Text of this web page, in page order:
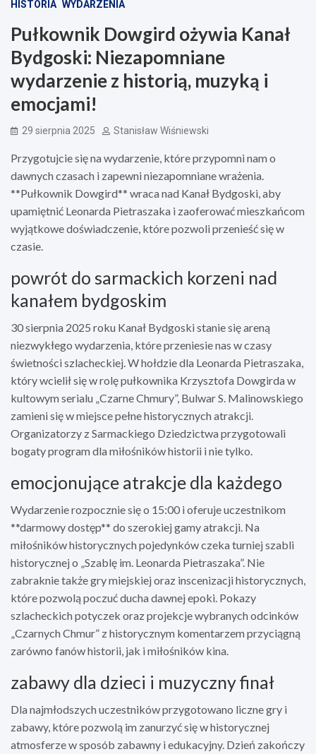
HISTORIA WYDARZENIA
Pułkownik Dowgird ożywia Kanał
Bydgoski: Niezapomniane
wydarzenie z historią, muzyką i
emocjami!
29 sierpnia 2025 Stanisław Wiśniewski
Przygotujcie się na wydarzenie, które przypomni nam o
dawnych czasach i zapewni niezapomniane wrażenia.
**Pułkownik Dowgird** wraca nad Kanał Bydgoski, aby
upamiętnić Leonarda Pietraszaka i zaoferować mieszkańcom
wyjątkowe doświadczenie, które pozwoli przenieść się w
czasie.
powrót do sarmackich korzeni nad
kanałem bydgoskim
30 sierpnia 2025 roku Kanał Bydgoski stanie się areną
niezwykłego wydarzenia, które przeniesie nas w czasy
świetności szlacheckiej. W hołdzie dla Leonarda Pietraszaka,
który wcielił się w rolę pułkownika Krzysztofa Dowgirda w
kultowym serialu „Czarne Chmury”, Bulwar S. Malinowskiego
zamieni się w miejsce pełne historycznych atrakcji.
Organizatorzy z Sarmackiego Dziedzictwa przygotowali
bogaty program dla miłośników historii i nie tylko.
emocjonujące atrakcje dla każdego
Wydarzenie rozpocznie się o 15:00 i oferuje uczestnikom
**darmowy dostęp** do szerokiej gamy atrakcji. Na
miłośników historycznych pojedynków czeka turniej szabli
historycznej o „Szablę im. Leonarda Pietraszaka”. Nie
zabraknie także gry miejskiej oraz inscenizacji historycznych,
które pozwolą poczuć ducha dawnej epoki. Pokazy
szlacheckich potyczek oraz projekcje wybranych odcinków
„Czarnych Chmur” z historycznym komentarzem przyciągną
zarówno fanów historii, jak i miłośników kina.
zabawy dla dzieci i muzyczny finał
Dla najmłodszych uczestników przygotowano liczne gry i
zabawy, które pozwolą im zanurzyć się w historycznej
atmosferze w sposób zabawny i edukacyjny. Dzień zakończy